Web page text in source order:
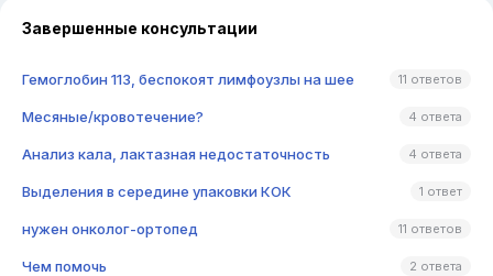
Завершенные консультации
Гемоглобин 113, беспокоят лимфоузлы на шее 11 ответов
Месяные/кровотечение? 4 ответа
Анализ кала, лактазная недостаточность 4 ответа
Выделения в середине упаковки КОК 1 ответ
нужен онколог-ортопед 11 ответов
Чем помочь 2 ответа